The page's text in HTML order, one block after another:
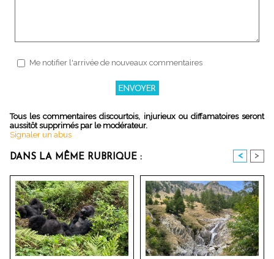
Me notifier l'arrivée de nouveaux commentaires
Tous les commentaires discourtois, injurieux ou diffamatoires seront
aussitôt supprimés par le modérateur.
Signaler un abus
DANS LA MÊME RUBRIQUE : < >